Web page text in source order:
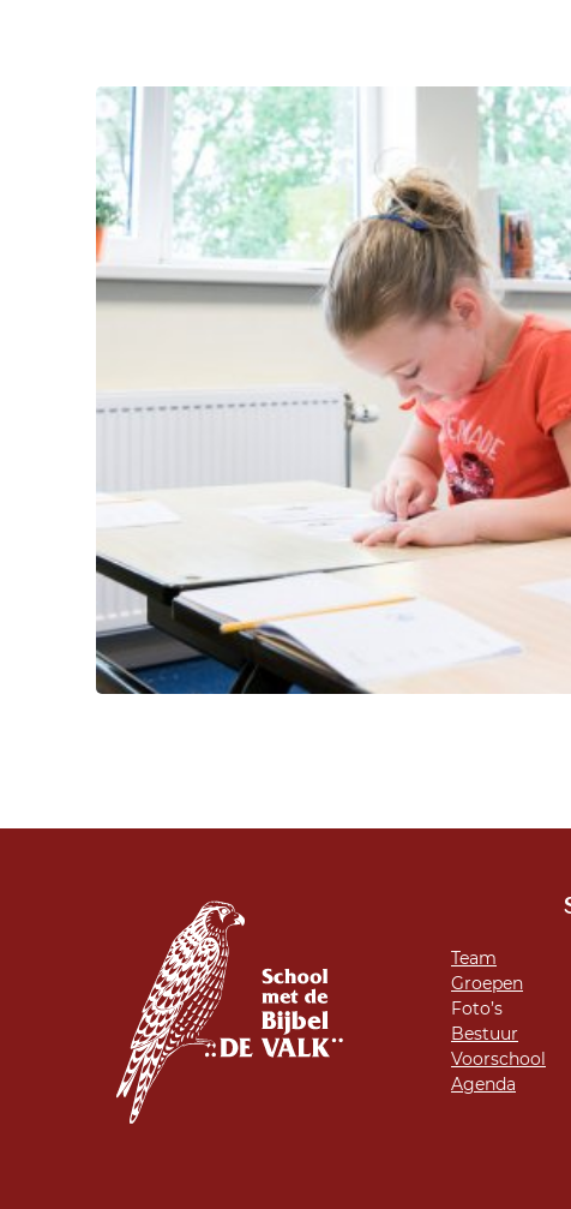
Team
Groepen
Foto’s
Bestuur
Voorschool
Agenda